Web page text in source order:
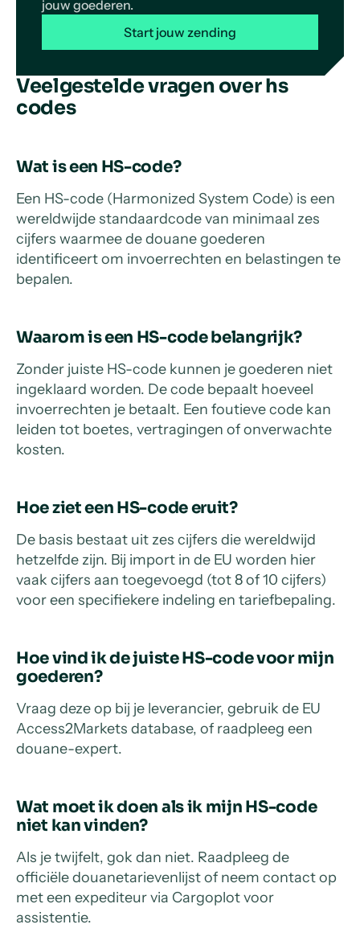
jouw goederen.
Start jouw zending
Veelgestelde vragen over hs
codes
Wat is een HS-code?
Een HS-code (Harmonized System Code) is een
wereldwijde standaardcode van minimaal zes
cijfers waarmee de douane goederen
identificeert om invoerrechten en belastingen te
bepalen.
Waarom is een HS-code belangrijk?
Zonder juiste HS-code kunnen je goederen niet
ingeklaard worden. De code bepaalt hoeveel
invoerrechten je betaalt. Een foutieve code kan
leiden tot boetes, vertragingen of onverwachte
kosten.
Hoe ziet een HS-code eruit?
De basis bestaat uit zes cijfers die wereldwijd
hetzelfde zijn. Bij import in de EU worden hier
vaak cijfers aan toegevoegd (tot 8 of 10 cijfers)
voor een specifiekere indeling en tariefbepaling.
Hoe vind ik de juiste HS-code voor mijn
goederen?
Vraag deze op bij je leverancier, gebruik de EU
Access2Markets database, of raadpleeg een
douane-expert.
Wat moet ik doen als ik mijn HS-code
niet kan vinden?
Als je twijfelt, gok dan niet. Raadpleeg de
officiële douanetarievenlijst of neem contact op
met een expediteur via Cargoplot voor
assistentie.